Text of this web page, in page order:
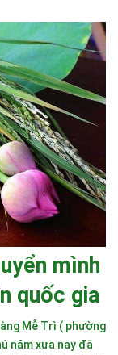
mình
quốc gia
Mễ Trì ( phường
năm xưa nay đã